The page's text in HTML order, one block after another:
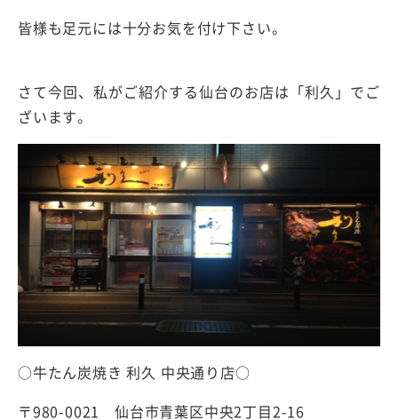
皆様も足元には十分お気を付け下さい。
さて今回、私がご紹介する仙台のお店は「利久」でご
ざいます。
○牛たん炭焼き 利久 中央通り店○
〒980-0021 仙台市青葉区中央2丁目2-16